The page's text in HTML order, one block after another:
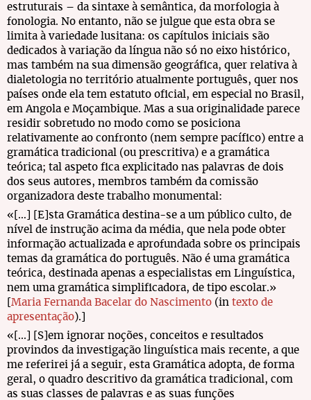
estruturais – da sintaxe à semântica, da morfologia à
fonologia. No entanto, não se julgue que esta obra se
limita à variedade lusitana: os capítulos iniciais são
dedicados à variação da língua não só no eixo histórico,
mas também na sua dimensão geográfica, quer relativa à
dialetologia no território atualmente português, quer nos
países onde ela tem estatuto oficial, em especial no Brasil,
em Angola e Moçambique. Mas a sua originalidade parece
residir sobretudo no modo como se posiciona
relativamente ao confronto (nem sempre pacífico) entre a
gramática tradicional (ou prescritiva) e a gramática
teórica; tal aspeto fica explicitado nas palavras de dois
dos seus autores, membros também da comissão
organizadora deste trabalho monumental:
«[…] [E]sta Gramática destina-se a um público culto, de
nível de instrução acima da média, que nela pode obter
informação actualizada e aprofundada sobre os principais
temas da gramática do português. Não é uma gramática
teórica, destinada apenas a especialistas em Linguística,
nem uma gramática simplificadora, de tipo escolar.»
Maria Fernanda Bacelar do Nascimento (in texto de
apresentação).]
«[...] [S]em ignorar noções, conceitos e resultados
provindos da investigação linguística mais recente, a que
me referirei já a seguir, esta Gramática adopta, de forma
geral, o quadro descritivo da gramática tradicional, com
as suas classes de palavras e as suas funções